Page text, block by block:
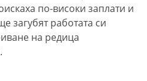
по-високи заплати и
загубят работата си
на редица